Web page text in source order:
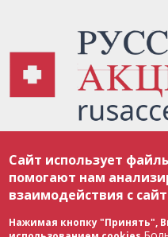
соответствии с
международными соглашениями.
материалов возможно только с
или частичного воспроизведения
ОБЯЗАТЕЛЬНА АКТИВНАЯ
текст. Фотоизображения,
ее исключительной
Сайт использует
помогают нам
взаимодействия с
Нажимая кнопку "Принять",